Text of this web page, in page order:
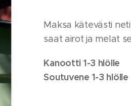
Maksa kätevästi
saat airot ja melat
Kanootti 1-3 hlölle
Soutuvene 1-3 hlölle